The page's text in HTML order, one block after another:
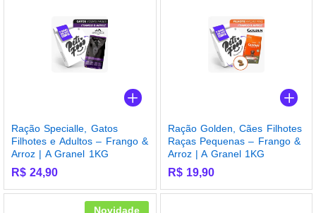
Ração Specialle, Gatos
Filhotes e Adultos – Frango &
Arroz | A Granel 1KG
R$ 24,90
Ração Golden, Cães Filhotes
Raças Pequenas – Frango &
Arroz | A Granel 1KG
R$19,90
Novidade